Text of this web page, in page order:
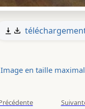
Image en taille